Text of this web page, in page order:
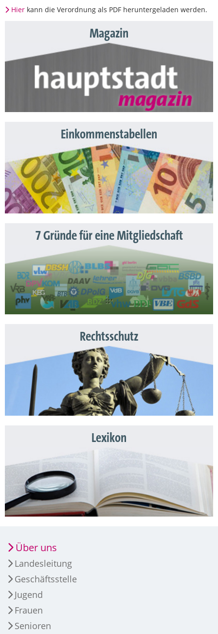
Hier kann die Verordnung als PDF heruntergeladen werden.
Magazin
Einkommenstabellen
7 Gründe für eine Mitgliedschaft
Rechtsschutz
Lexikon
Über uns
Landesleitung
Geschäftsstelle
Jugend
Frauen
Senioren